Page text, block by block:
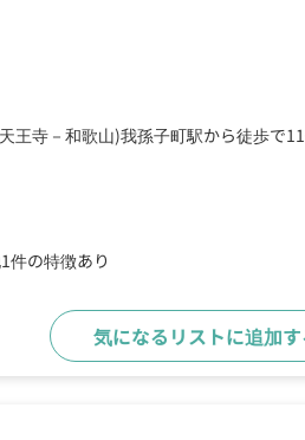
王寺－和歌山)我孫子町駅から徒歩で
件の特徴あり
気になるリストに追加す